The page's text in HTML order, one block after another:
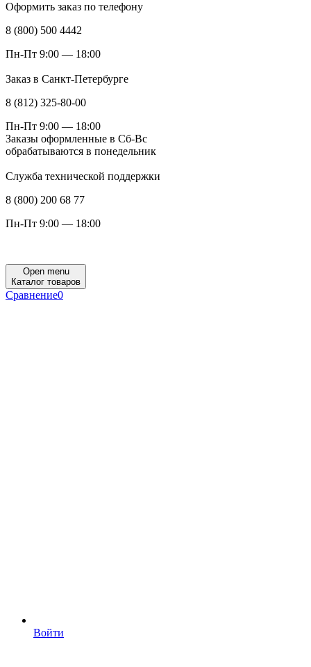
Оформить заказ по телефону
8 (800) 500 4442
Пн-Пт 9:00 — 18:00
Заказ в Санкт-Петербурге
8 (812) 325-80-00
Пн-Пт 9:00 — 18:00
Заказы оформленные в Сб-Вс
обрабатываются в понедельник
Служба технической поддержки
8 (800) 200 68 77
Пн-Пт 9:00 — 18:00
Open menu
Каталог товаров
Сравнение0
Войти